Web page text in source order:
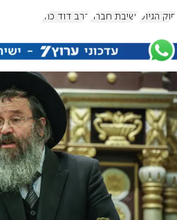
חוק הגיוס ישיבת חברון הרב דוד כהן